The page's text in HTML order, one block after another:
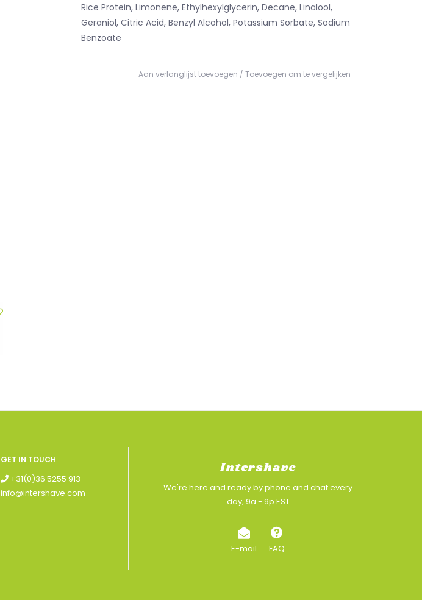
Rice Protein, Limonene, Ethylhexylglycerin, Decane, Linalool,
Geraniol, Citric Acid, Benzyl Alcohol, Potassium Sorbate, Sodium
Benzoate
Aan verlanglijst toevoegen / Toevoegen om te vergelijken
GET IN TOUCH
+31(0)36 5255 913
info@intershave.com
Intershave
We're here and ready by phone and chat every
day, 9a - 9p EST
E-mail FAQ